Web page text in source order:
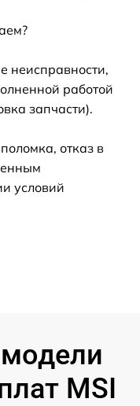
неисправности,
работой
запчасти).
отказ в
условий
MSI